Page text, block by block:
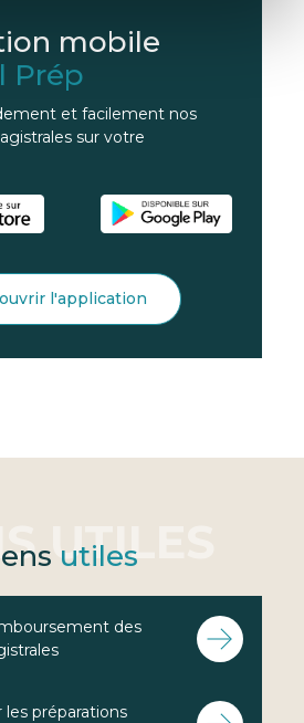
mobile
Prép
et facilement nos
sur votre
l'application
utiles
des
les préparations